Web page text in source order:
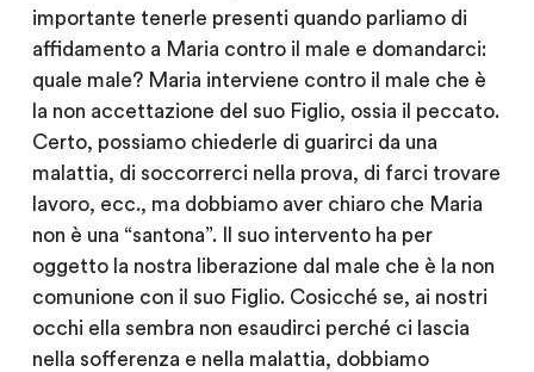
importante tenerle presenti quando parliamo di
affidamento a Maria contro il male e domandarci:
quale male? Maria interviene contro il male che è
la non accettazione del suo Figlio, ossia il peccato.
Certo, possiamo chiederle di guarirci da una
malattia, di soccorrerci nella prova, di farci trovare
lavoro, ecc., ma dobbiamo aver chiaro che Maria
non è una “santona”. Il suo intervento ha per
oggetto la nostra liberazione dal male che è la non
comunione con il suo Figlio. Cosicché se, ai nostri
occhi ella sembra non esaudirci perché ci lascia
nella sofferenza e nella malattia, dobbiamo